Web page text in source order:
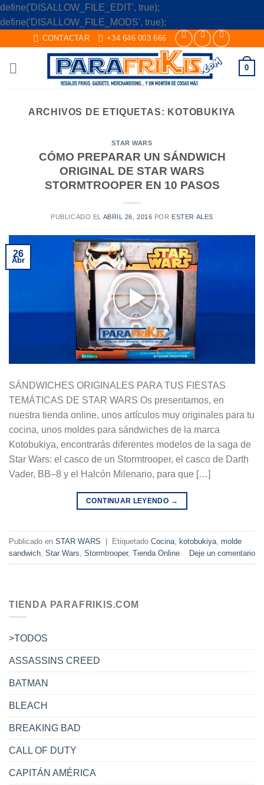
define('DISALLOW_FILE_EDIT', true);
define('DISALLOW_FILE_MODS', true);
to
content
CONTACTAR +34 646 003 666
0
ARCHIVOS DE ETIQUETAS: KOTOBUKIYA
TIENDA PARAFRIKIS.COM
>TODOS
ASSASSINS CREED
BATMAN
BLEACH
BREAKING BAD
CALL OF DUTY
CAPITÁN AMÉRICA
STAR WARS
CÓMO PREPARAR UN SÁNDWICH
ORIGINAL DE STAR WARS
STORMTROOPER EN 10 PASOS
PUBLICADO EL ABRIL 26, 2016 POR ESTER ALES
26
Abr
SÁNDWICHES ORIGINALES PARA TUS FIESTAS
TEMÁTICAS DE STAR WARS Os presentamos, en
nuestra tienda online, unos artículos muy originales para tu
cocina, unos moldes para sándwiches de la marca
Kotobukiya, encontrarás diferentes modelos de la saga de
Star Wars: el casco de un Stormtrooper, el casco de Darth
Vader, BB–8 y el Halcón Milenario, para que […]
CONTINUAR LEYENDO →
Publicado en STAR WARS | Etiquetado Cocina kotobukiya molde
sandwich Star Wars Stormtrooper, Tienda Online Deje un comentario